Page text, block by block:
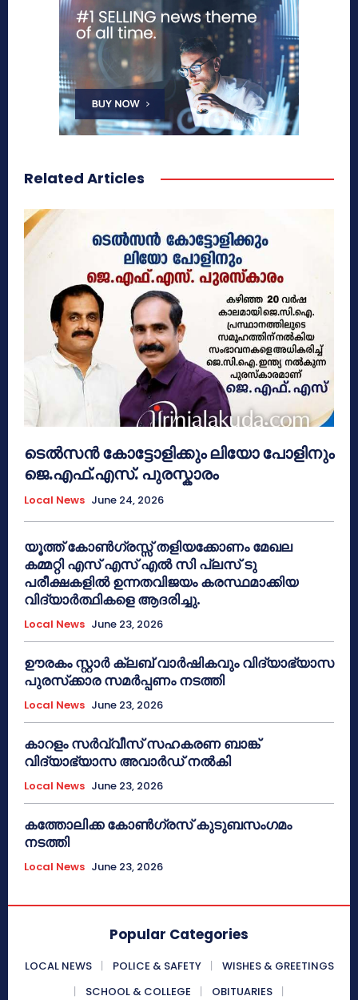
Related Articles
ടെൽസൻ കോട്ടോളിക്കും ലിയോ പോളിനും
ജെ.എഫ്.എസ്. പുരസ്കാരം
Local News June 24, 2026
യൂത്ത് കോൺഗ്രസ്സ് തളിയക്കോണം മേഖല
കമ്മറ്റി എസ് എസ് എൽ സി പ്ലസ് ടു
പരീക്ഷകളിൽ ഉന്നതവിജയം കരസ്ഥമാക്കിയ
വിദ്യാർത്ഥികളെ ആദരിച്ചു.
Local News June 23, 2026
ഊരകം സ്റ്റാർ ക്ലബ് വാർഷികവും വിദ്യാഭ്യാസ
പുരസ്‌ക്കാര സമർപ്പണം നടത്തി
Local News June 23, 2026
കാറളം സർവ്വീസ് സഹകരണ ബാങ്ക്
വിദ്യാഭ്യാസ അവാർഡ് നൽകി
Local News June 23, 2026
കത്തോലിക്ക കോൺഗ്രസ് കുടുബസംഗമം
നടത്തി
Local News June 23, 2026
Popular Categories
LOCAL NEWS POLICE & SAFETY
WISHES & GREETINGS
SCHOOL & COLLEGE
OBITUARIES